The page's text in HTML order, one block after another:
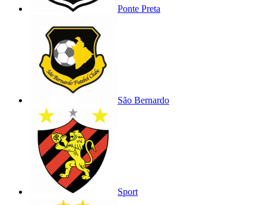
Ponte Preta
São Bernardo
Sport